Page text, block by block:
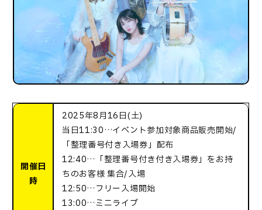
開催日
時
2025年8月16日(土)
当日11:30…イベント参加対象商品販売開始/
「整理番号付き入場券」配布
12:40…「整理番号付き付き入場券」をお持
ちのお客様 集合/入場
12:50…フリー入場開始
13:00…ミニライブ